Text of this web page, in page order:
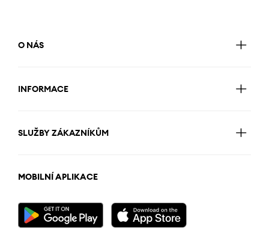
O NÁS
INFORMACE
SLUŽBY ZÁKAZNÍKŮM
MOBILNÍ APLIKACE